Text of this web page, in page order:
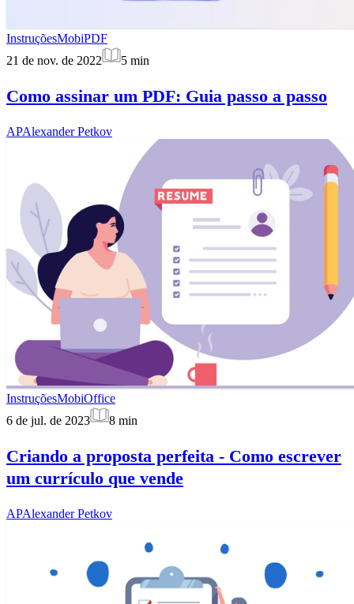
InstruçõesMobiPDF
21 de nov. de 2022
5 min
Como assinar um PDF: Guia passo a passo
APAlexander Petkov
InstruçõesMobiOffice
6 de jul. de 2023
8 min
Criando a proposta perfeita - Como escrever
um currículo que vende
APAlexander Petkov